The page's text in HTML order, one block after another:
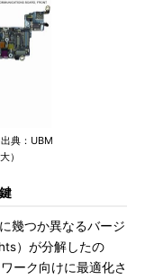
典：UBM
）
幾つか異なるバージ
）が分解したの
ーク向けに最適化さ